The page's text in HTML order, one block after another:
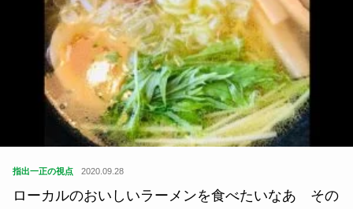
指出一正の視点 2020.09.28
ローカルのおいしいラーメンを食べたいなあ その